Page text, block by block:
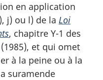
en application
j) ou l) de la Loi
, chapitre Y-1 des
et qui omet
à la peine ou à la
suramende